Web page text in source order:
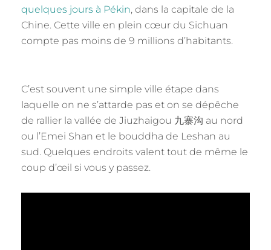
quelques jours à Pékin, dans la capitale de la
Chine. Cette ville en plein cœur du Sichuan
compte pas moins de 9 millions d’habitants.
C’est souvent une simple ville étape dans
laquelle on ne s’attarde pas et on se dépêche
de rallier la vallée de Jiuzhaigou 九寨沟 au nord
ou l’Emei Shan et le bouddha de Leshan au
sud. Quelques endroits valent tout de même le
coup d’œil si vous y passez.